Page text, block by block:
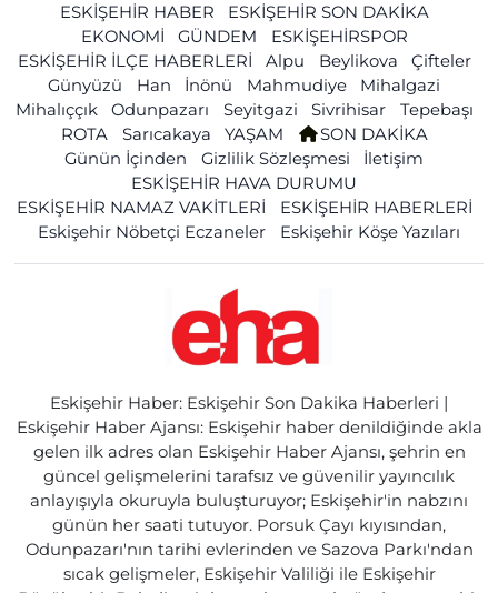
ESKİŞEHİR HABER
ESKİŞEHİR SON DAKİKA
EKONOMİ
GÜNDEM
ESKİŞEHİRSPOR
ESKİŞEHİR İLÇE HABERLERİ
Alpu Beylikova
Çifteler
Günyüzü
Han İnönü Mahmudiye
Mihalgazi
Mihalıççık
Odunpazarı Seyitgazi Sivrihisar
Tepebaşı
ROTA
Sarıcakaya YAŞAM
SON DAKİKA
Günün İçinden
Gizlilik Sözleşmesi
İletişim
ESKİŞEHİR HAVA DURUMU
ESKİŞEHİR NAMAZ VAKİTLERİ
ESKİŞEHİR HABERLERİ
Eskişehir Nöbetçi Eczaneler
Eskişehir Köşe Yazıları
Eskişehir Haber: Eskişehir Son Dakika Haberleri |
Eskişehir Haber Ajansı: Eskişehir haber denildiğinde akla
gelen ilk adres olan Eskişehir Haber Ajansı, şehrin en
güncel gelişmelerini tarafsız ve güvenilir yayıncılık
anlayışıyla okuruyla buluşturuyor; Eskişehir'in nabzını
günün her saati tutuyor. Porsuk Çayı kıyısından,
Odunpazarı'nın tarihi evlerinden ve Sazova Parkı'ndan
sıcak gelişmeler, Eskişehir Valiliği ile Eskişehir